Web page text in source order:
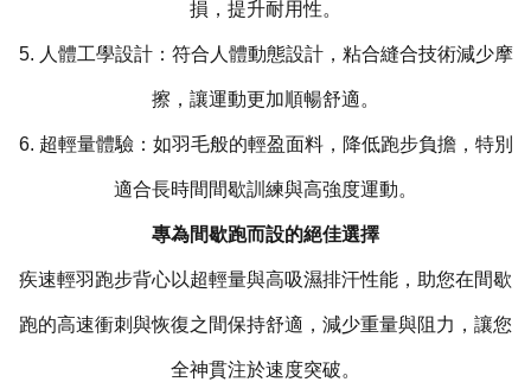
損，提升耐用性。
5. 人體工學設計：符合人體動態設計，粘合縫合技術減少摩
擦，讓運動更加順暢舒適。
6. 超輕量體驗：如羽毛般的輕盈面料，降低跑步負擔，特別
適合長時間間歇訓練與高強度運動。
專為間歇跑而設的絕佳選擇
疾速輕羽跑步背心以超輕量與高吸濕排汗性能，助您在間歇
跑的高速衝刺與恢復之間保持舒適，減少重量與阻力，讓您
全神貫注於速度突破。